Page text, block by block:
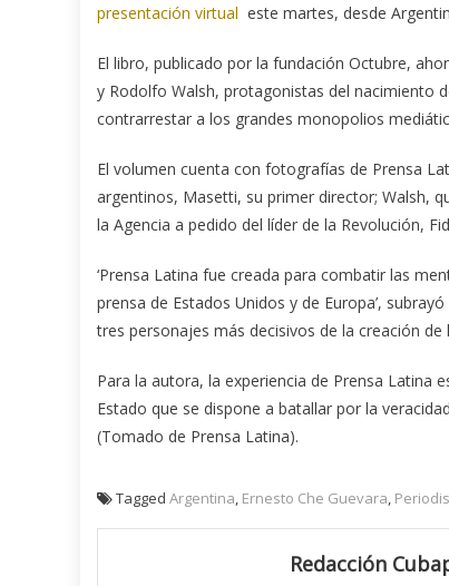
presentación virtual este martes, desde
El libro, publicado por la fundación Octubre,
y Rodolfo Walsh, protagonistas del nacimiento
contrarrestar a los grandes monopolios
El volumen cuenta con fotografías de Prensa
argentinos, Masetti, su primer director; Walsh,
la Agencia a pedido del líder de la Revolución,
‘Prensa Latina fue creada para combatir las
prensa de Estados Unidos y de Europa’,
tres personajes más decisivos de la creación de
Para la autora, la experiencia de Prensa Latina
Estado que se dispone a batallar por la
(Tomado de Prensa Latina).
Tagged Argentina, Ernesto Che Guevara,
Redacción